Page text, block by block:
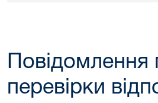
перевірки